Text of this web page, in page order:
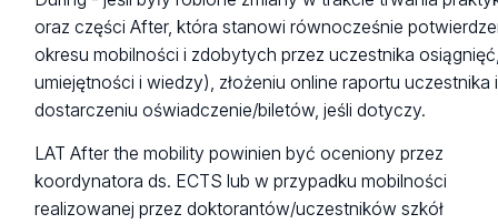
stronę wgkalkulatora) oraz zadeklarowanego środka
transportu (w przypadku podroży niskoemisyjnym
transportu wymagane są bilety lub oświadczenie po
powrocie z wymiany) uczestnik otrzyma:
- ryczałt na dni w podróży
- ryczałt na koszty podróży
oraz części After, która stanowi równocześnie
okresu mobilności i zdobytych przez uczestnika
umiejętności i wiedzy), złożeniu online raportu uczestnika i
dostarczeniu oświadczenie/biletów, jeśli dotyczy.
LAT After the mobility powinien być oceniony przez
koordynatora ds. ECTS lub w przypadku mobilności
realizowanej przez doktorantów/uczestników szkół